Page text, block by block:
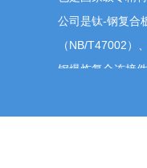
尊敬的投
制，利用
公司是钛-钢复合
（NB/T47002）
钢爆炸复合连接
金高压釜、核工